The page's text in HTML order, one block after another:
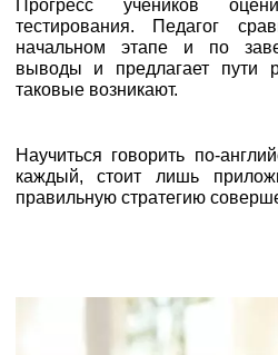
Прогресс учеников
тестирования. Педагог
начальном этапе и по
выводы и предлагает пути
таковые возникают.
Научиться говорить по-
каждый, стоит лишь
правильную стратегию